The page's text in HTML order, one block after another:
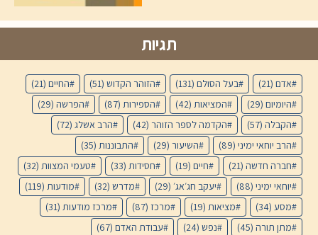
תגיות
אדם (21) בעל הסולם (131) הזוהר הקדוש (51) החיים (21)
היומיום (29) המציאות (42) הספירות (87) הפרשה (29)
הקבלה (57) הקדמה לספר הזוהר (42) הרב אשלג (72)
הרב יוחאי ימיני (89) השיעור (29) התבוננות (35)
חברה חדשה (21) חיים (19) חסידות (33) טעמי המצוות (32)
יוחאי ימיני (88) יעקב חג׳אג׳ (29) מדרש (32) מודעות (119)
מסע (34) מציאות (19) מרכז (87) מרכז מודעות (31)
מתן תורה (45) נפש (24) עבודת האדם (67)